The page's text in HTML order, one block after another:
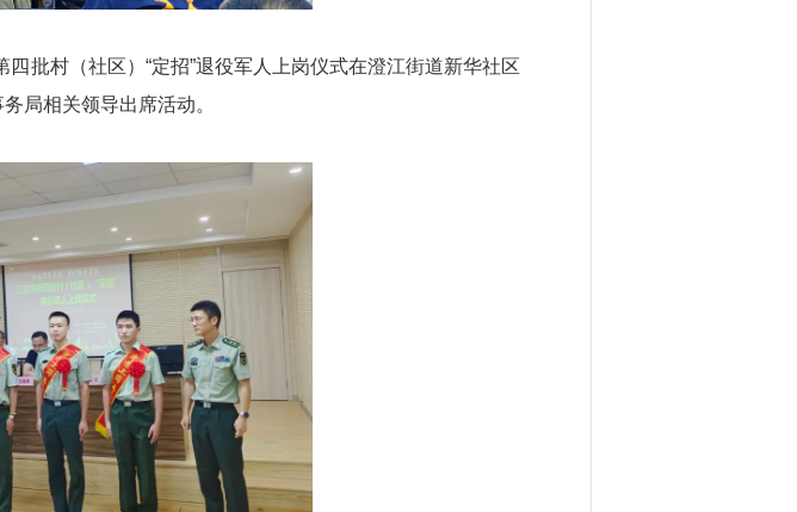
批村（社区）“定招”退役军人上岗仪式在澄江街道新华社区
局相关领导出席活动。